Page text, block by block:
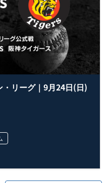
・リーグ｜9月24日(日)